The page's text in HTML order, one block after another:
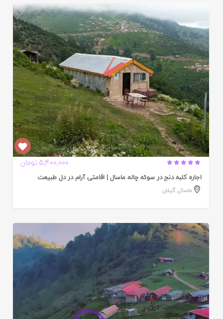
5,400,000 تومان
اجاره کلبه دنج در سوئه چاله ماسال | اقامتی آرام در دل طبیعت
ماسال,گیلان